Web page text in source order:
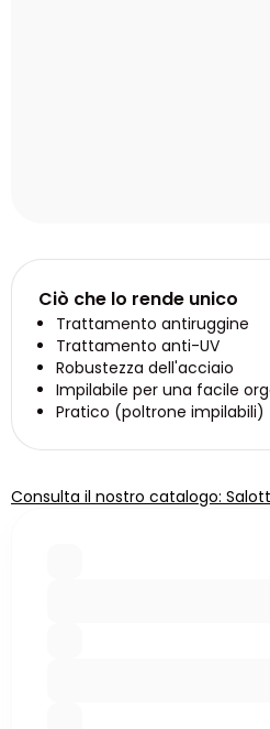
Ciò che lo rende unico
Trattamento antiruggine
Trattamento anti-UV
Robustezza dell'acciaio
Impilabile per una facile
Pratico (poltrone impilabili)
Consulta il nostro catalogo: